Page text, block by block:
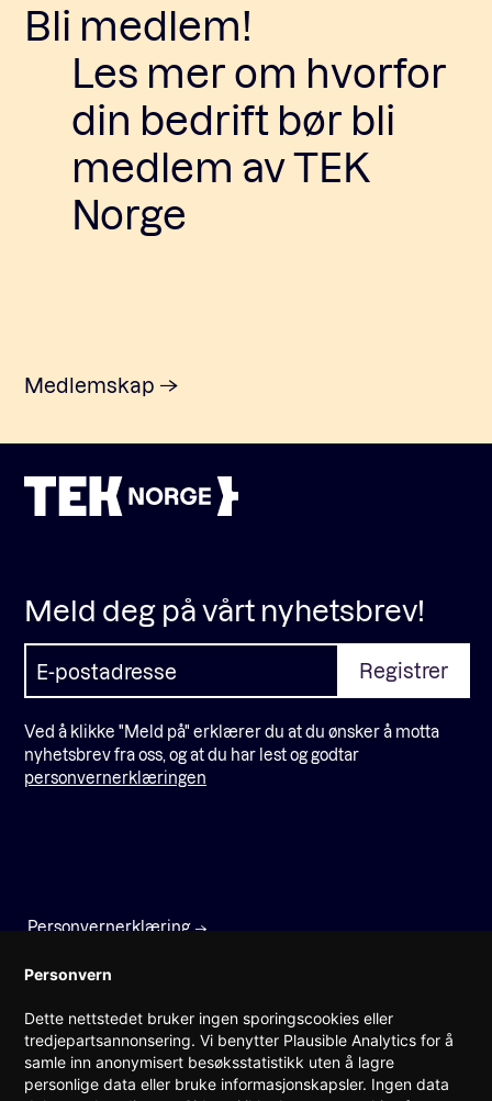
Bli medlem!
Les mer om hvorfor
din bedrift bør bli
medlem av TEK
Norge
Medlemskap
Prinsens gate 22
0157 Oslo
Meld deg på vårt nyhetsbrev!
Ved å klikke "Meld på" erklærer du at du ønsker å motta
nyhetsbrev fra oss, og at du har lest og godtar
personvernerklæringen
Personvernerklæring
Personvern
Dette nettstedet bruker ingen sporingscookies eller
tredjepartsannonsering. Vi benytter Plausible Analytics for å
samle inn anonymisert besøksstatistikk uten å lagre
personlige data eller bruke informasjonskapsler. Ingen data